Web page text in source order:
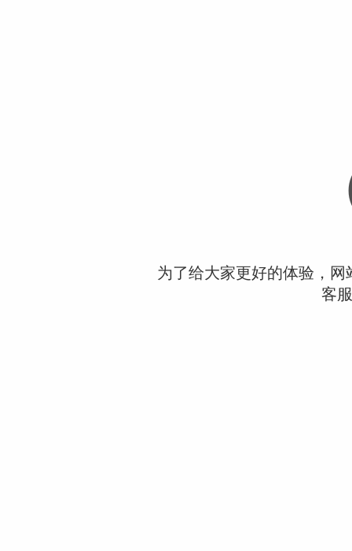
为了给大家更好的体验，
客